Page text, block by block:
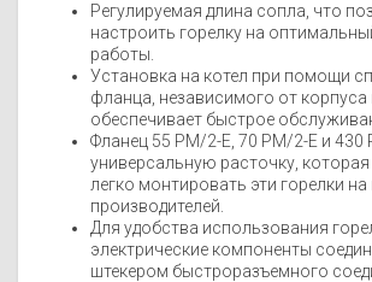
Регулируемая длина сопла, что
настроить горелку на
работы.
Установка на котел при помощи
фланца, независимого от корпуса
обеспечивает быстрое
Фланец 55 PM/2-E, 70 РМ/2-Е и
универсальную расточку,
легко монтировать эти горелки
производителей.
Для удобства использования
электрические компоненты
штекером быстроразъемного